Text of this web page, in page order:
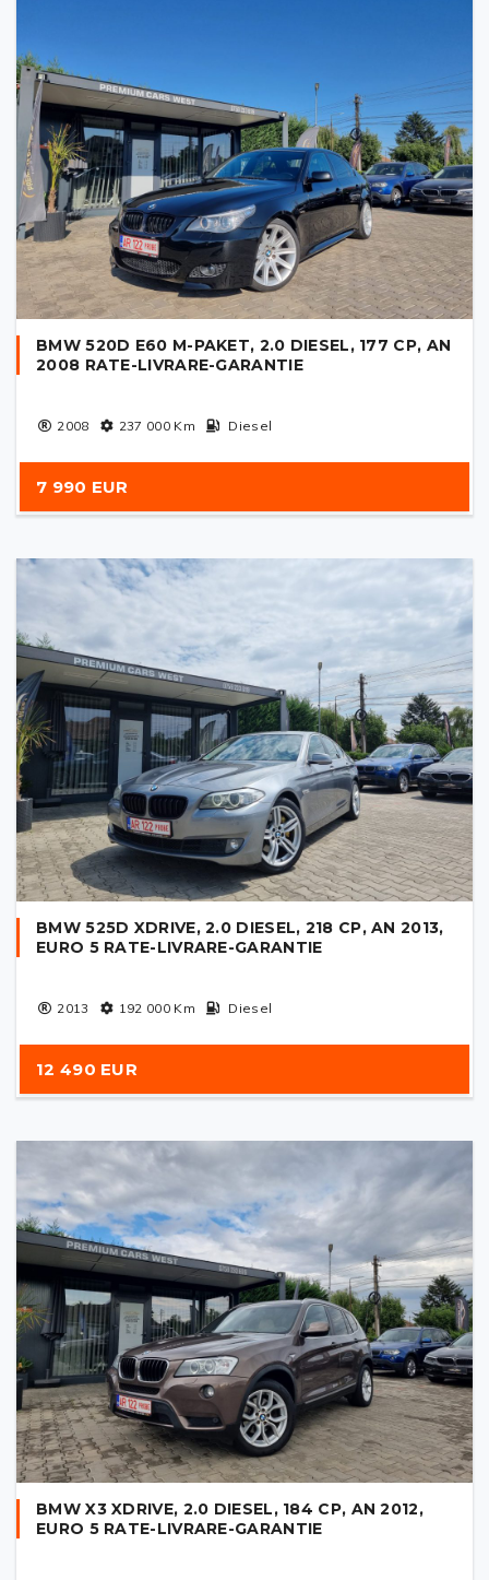
BMW 520D E60 M-PAKET, 2.0 DIESEL, 177 CP, AN
2008 RATE-LIVRARE-GARANTIE
2008 237 000Km Diesel
7 990 EUR
BMW 525D XDRIVE, 2.0 DIESEL, 218 CP, AN 2013,
EURO 5 RATE-LIVRARE-GARANTIE
2013 192 000Km Diesel
12 490 EUR
BMW X3 XDRIVE, 2.0 DIESEL, 184 CP, AN 2012,
EURO 5 RATE-LIVRARE-GARANTIE